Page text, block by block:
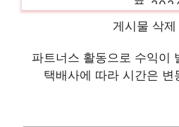
제품
게시물 삭제
파트너스 활동으로 수익이
택배사에 따라 시간은 변